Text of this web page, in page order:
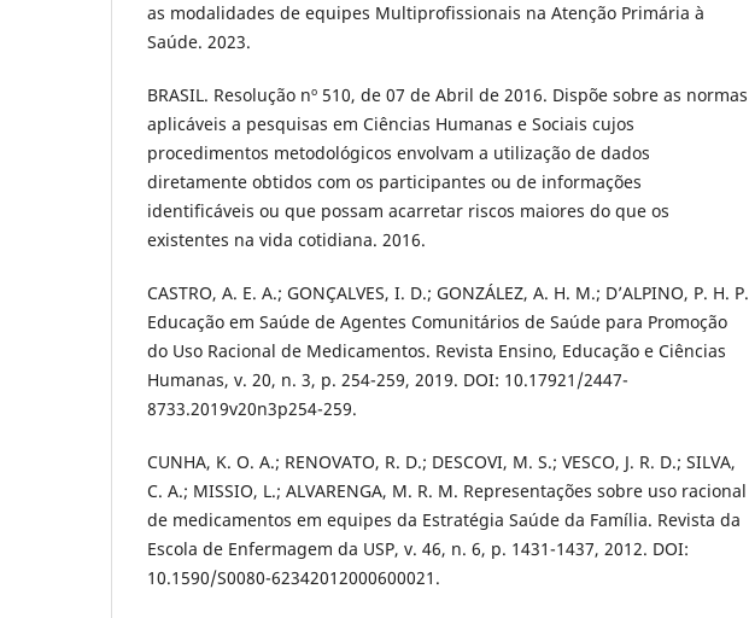
as modalidades de equipes Multiprofissionais na Atenção Primária à
Saúde. 2023.
BRASIL. Resolução nº 510, de 07 de Abril de 2016. Dispõe sobre as normas
aplicáveis a pesquisas em Ciências Humanas e Sociais cujos
procedimentos metodológicos envolvam a utilização de dados
diretamente obtidos com os participantes ou de informações
identificáveis ou que possam acarretar riscos maiores do que os
existentes na vida cotidiana. 2016.
CASTRO, A. E. A.; GONÇALVES, I. D.; GONZÁLEZ, A. H. M.; D’ALPINO, P. H. P.
Educação em Saúde de Agentes Comunitários de Saúde para Promoção
do Uso Racional de Medicamentos. Revista Ensino, Educação e Ciências
Humanas, v. 20, n. 3, p. 254-259, 2019. DOI: 10.17921/2447-
8733.2019v20n3p254-259.
CUNHA, K. O. A.; RENOVATO, R. D.; DESCOVI, M. S.; VESCO, J. R. D.; SILVA,
C. A.; MISSIO, L.; ALVARENGA, M. R. M. Representações sobre uso racional
de medicamentos em equipes da Estratégia Saúde da Família. Revista da
Escola de Enfermagem da USP, v. 46, n. 6, p. 1431-1437, 2012. DOI:
10.1590/S0080-62342012000600021.